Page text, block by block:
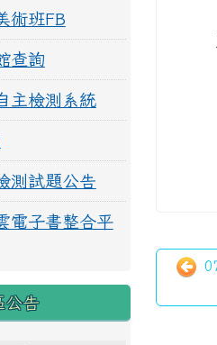
術班FB
查詢
主檢測系統
測試題公告
電子書整合平
公告